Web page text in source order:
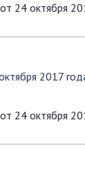
24 октября
2017
24 октября